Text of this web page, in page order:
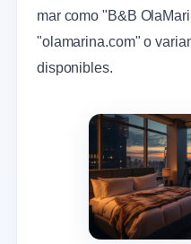
mar como "B&B
"olamarina.com" o
disponibles.